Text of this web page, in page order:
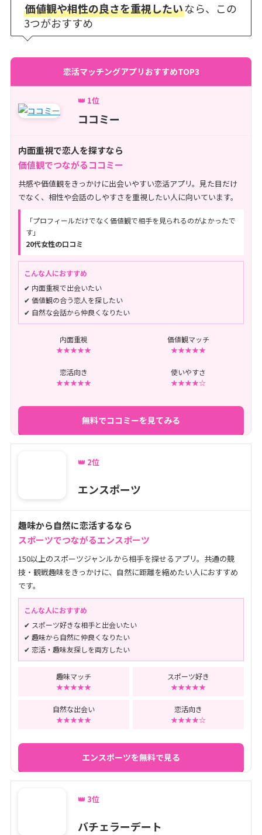
価値観や相性の良さを重視したいなら、この
3つがおすすめ
恋活マッチングアプリおすすめTOP3
👑 1位
ココミー
内面重視で恋人を探すなら
価値観でつながるココミー
共感や価値観をきっかけに出会いやすい恋活アプリ。見た目だけ
でなく、相性や会話のしやすさを重視したい人に向いています。
「プロフィールだけでなく価値観で相手を見られるのがよかったで
す」
20代女性の口コミ
こんな人におすすめ
✔ 内面重視で出会いたい
✔ 価値観の合う恋人を探したい
✔ 自然な会話から仲良くなりたい
内面重視
★★★★★
価値観マッチ
★★★★★
恋活向き
★★★★★
使いやすさ
★★★★☆
無料でココミーを見てみる
👑 2位
エンスポーツ
趣味から自然に恋活するなら
スポーツでつながるエンスポーツ
150以上のスポーツジャンルから相手を探せるアプリ。共通の競
技・観戦趣味をきっかけに、自然に距離を縮めたい人におすすめ
です。
こんな人におすすめ
✔ スポーツ好きな相手と出会いたい
✔ 趣味から自然に仲良くなりたい
✔ 恋活・趣味友探しを両方したい
趣味マッチ
★★★★★
スポーツ好き
★★★★★
自然な出会い
★★★★★
恋活向き
★★★★☆
エンスポーツを無料で見る
👑 3位
バチェラーデート